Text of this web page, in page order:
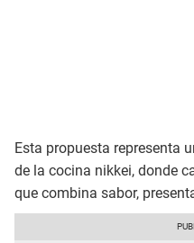
Esta propuesta representa
de la cocina nikkei, donde
que combina sabor,